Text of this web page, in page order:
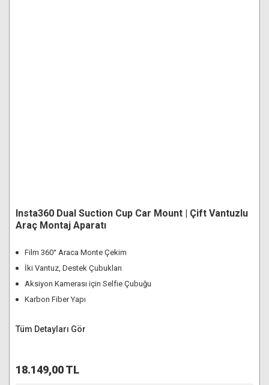
Insta360 Dual Suction Cup Car Mount | Çift Vantuzlu
Araç Montaj Aparatı
Film 360° Araca Monte Çekim
İki Vantuz, Destek Çubukları
Aksiyon Kamerası için Selfie Çubuğu
Karbon Fiber Yapı
Tüm Detayları Gör
18.149,00 TL